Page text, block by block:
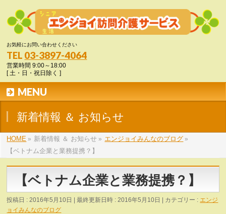
お気軽にお問い合わせください
TEL 03-3897-4064
営業時間 9:00～18:00
[ 土・日・祝日除く ]
MENU
新着情報 ＆ お知らせ
HOME » 新着情報 ＆ お知らせ » エンジョイみんなのブログ »
【ベトナム企業と業務提携？】
【ベトナム企業と業務提携？】
投稿日 : 2016年5月10日 最終更新日時 : 2016年5月10日 カテゴリー : エンジ
ョイみんなのブログ